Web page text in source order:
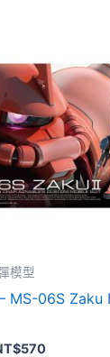
模型
MS-06S Zaku
570目